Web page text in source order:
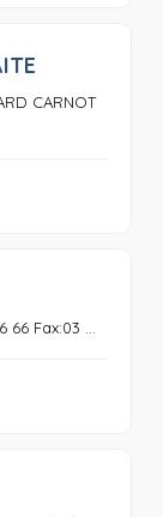
CARNOT
Fax:03 ...